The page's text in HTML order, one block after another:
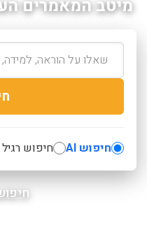
מיטב המאמרים
חיפוש AI חיפוש רגיל